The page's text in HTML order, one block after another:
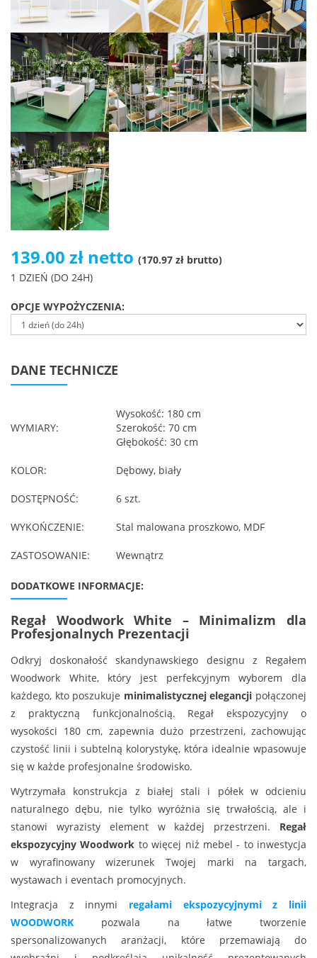
139.00 zł netto (170.97 zł brutto)
1 DZIEŃ (DO 24H)
OPCJE WYPOŻYCZENIA:
DANE TECHNICZE
WYMIARY:
Wysokość: 180 cm
Szerokość: 70 cm
Głębokość: 30 cm
KOLOR: Dębowy, biały
DOSTĘPNOŚĆ: 6 szt.
WYKOŃCZENIE: Stal malowana proszkowo, MDF
ZASTOSOWANIE: Wewnątrz
DODATKOWE INFORMACJE:
Regał Woodwork White – Minimalizm dla
Profesjonalnych Prezentacji
Odkryj doskonałość skandynawskiego designu z Regałem
Woodwork White, który jest perfekcyjnym wyborem dla
każdego, kto poszukuje minimalistycznej elegancji połączonej
z praktyczną funkcjonalnością. Regał ekspozycyjny o
wysokości 180 cm, zapewnia dużo przestrzeni, zachowując
czystość linii i subtelną kolorystykę, która idealnie wpasowuje
się w każde profesjonalne środowisko.
Wytrzymała konstrukcja z białej stali i półek w odcieniu
naturalnego dębu, nie tylko wyróżnia się trwałością, ale i
stanowi wyrazisty element w każdej przestrzeni. Regał
ekspozycyjny Woodwork to więcej niż mebel - to inwestycja
w wyrafinowany wizerunek Twojej marki na targach,
wystawach i eventach promocyjnych.
Integracja z innymi regałami ekspozycyjnymi z linii
WOODWORK pozwala na łatwe tworzenie
spersonalizowanych aranżacji, które przemawiają do